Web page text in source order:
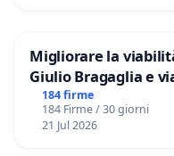
Migliorare la
Giulio Bragaglia e
ROMA
184 firme
184 Firme / 30 giorni
21 Jul 2026